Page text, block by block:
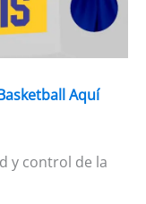
Aquí
y control de la